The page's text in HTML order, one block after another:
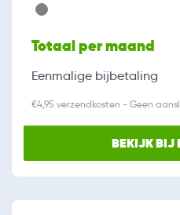
Totaal per maand
Eenmalige bijbetaling
€4,95 verzendkosten - Geen
BEKIJK BIJ